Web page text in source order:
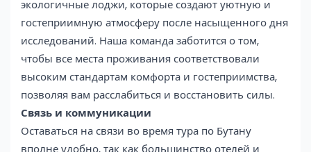
экологичные лоджи, которые создают уютную и
гостеприимную атмосферу после насыщенного дня
исследований. Наша команда заботится о том,
чтобы все места проживания соответствовали
высоким стандартам комфорта и гостеприимства,
позволяя вам расслабиться и восстановить силы.
Связь и коммуникации
Оставаться на связи во время тура по Бутану
вполне удобно, так как большинство отелей и